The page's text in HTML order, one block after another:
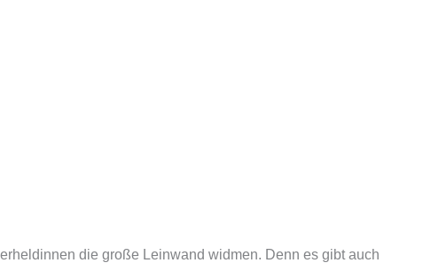
die große Leinwand widmen. Denn es gibt auch